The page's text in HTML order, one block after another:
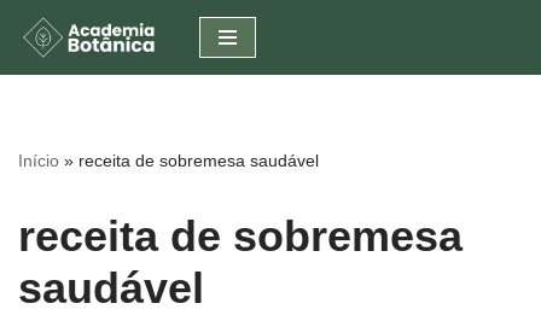
Pular
conteúdo
Início » receita de sobremesa saudável
receita de sobremesa
saudável